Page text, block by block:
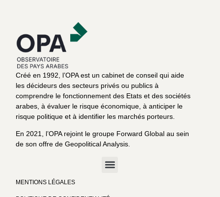
Créé en 1992, l’OPA est un cabinet de conseil qui aide
les décideurs des secteurs privés ou publics à
comprendre le fonctionnement des Etats et des sociétés
arabes, à évaluer le risque économique, à anticiper le
risque politique et à identifier les marchés porteurs.
En 2021, l’OPA rejoint le groupe Forward Global au sein
de son offre de Geopolitical Analysis.
MENTIONS LÉGALES